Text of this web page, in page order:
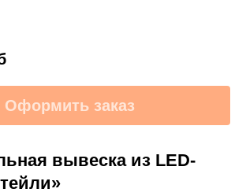
Оформить заказ
вывеска из LED-